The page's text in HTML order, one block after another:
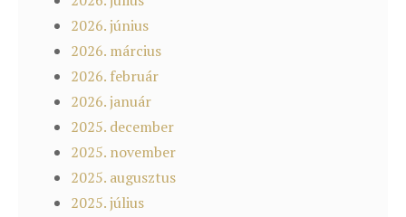
2026. június
2026. március
2026. február
2026. január
2025. december
2025. november
2025. augusztus
2025. július